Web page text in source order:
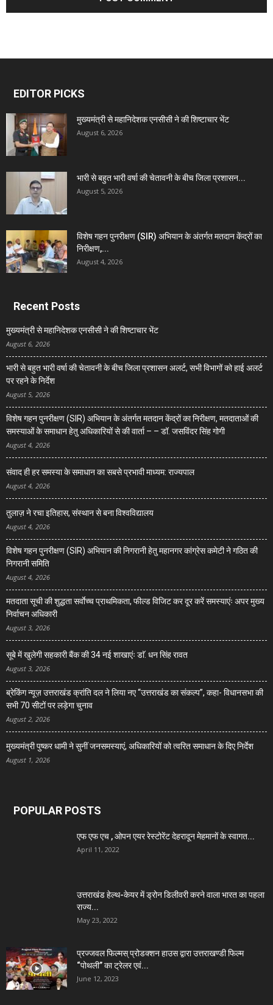
EDITOR PICKS
मुख्यमंत्री से महानिदेशक एनसीसी ने की शिष्टाचार भेंट
August 6, 2026
भारी से बहुत भारी वर्षा की चेतावनी के बीच जिला प्रशासन...
August 5, 2026
विशेष गहन पुनरीक्षण (SIR) अभियान के अंतर्गत मतदान केंद्रों का
निरीक्षण,...
August 4, 2026
Recent Posts
मुख्यमंत्री से महानिदेशक एनसीसी ने की शिष्टाचार भेंट
August 6, 2026
भारी से बहुत भारी वर्षा की चेतावनी के बीच जिला प्रशासन अलर्ट, सभी विभागों को हाई अलर्ट
पर रहने के निर्देश
August 5, 2026
विशेष गहन पुनरीक्षण (SIR) अभियान के अंतर्गत मतदान केंद्रों का निरीक्षण, मतदाताओं की
समस्याओं के समाधान हेतु अधिकारियों से की वार्ता – – डॉ. जसविंदर सिंह गोगी
August 4, 2026
संवाद ही हर समस्या के समाधान का सबसे प्रभावी माध्यम: राज्यपाल
August 4, 2026
तुलाज़ ने रचा इतिहास, संस्थान से बना विश्वविद्यालय
August 4, 2026
विशेष गहन पुनरीक्षण (SIR) अभियान की निगरानी हेतु महानगर कांग्रेस कमेटी ने गठित की
निगरानी समिति
August 4, 2026
मतदाता सूची की शुद्धता सर्वाेच्च प्राथमिकता, फील्ड विजिट कर दूर करें समस्याएंः अपर मुख्य
निर्वाचन अधिकारी
August 3, 2026
सूबे में खुलेगी सहकारी बैंक की 34 नई शाखाएंः डाॅ. धन सिंह रावत
August 3, 2026
ब्रेकिंग न्यूज़ उत्तराखंड क्रांति दल ने लिया नए “उत्तराखंड का संकल्प”, कहा- विधानसभा की
सभी 70 सीटों पर लड़ेगा चुनाव
August 2, 2026
मुख्यमंत्री पुष्कर धामी ने सुनीं जनसमस्याएं, अधिकारियों को त्वरित समाधान के दिए निर्देश
August 1, 2026
POPULAR POSTS
एफ एफ एच , ओपन एयर रेस्टोरेंट देहरादून मेहमानों के स्वागत...
April 11, 2022
उत्तराखंड हेल्थ-केयर में ड्रोन डिलीवरी करने वाला भारत का पहला
राज्य...
May 23, 2022
प्रज्जवल फिल्मस् प्रोडक्शन हाउस द्वारा उत्तराखण्डी फिल्म
“पोथली” का ट्रेलर एवं...
June 12, 2023